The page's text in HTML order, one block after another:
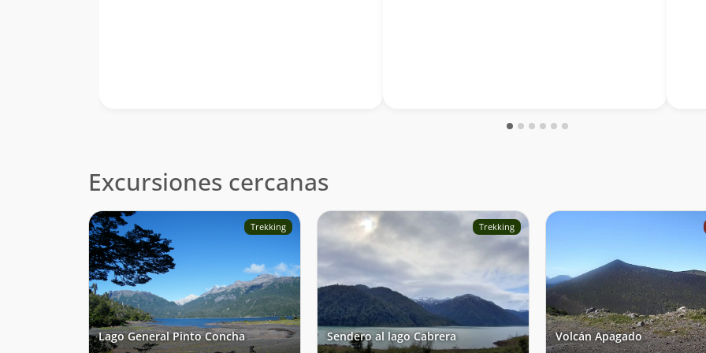
Excursiones cercanas
Trekking
Lago General Pinto Concha
Trekking
Sendero al lago Cabrera Volcán Apagado